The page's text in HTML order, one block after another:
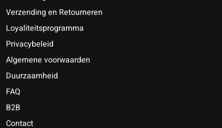
Verzending en Retourneren
Loyaliteitsprogramma
Privacybeleid
Algemene voorwaarden
Duurzaamheid
FAQ
B2B
Contact